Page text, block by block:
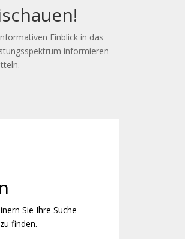
Einblick in das
informieren
Sie Ihre Suche
finden.